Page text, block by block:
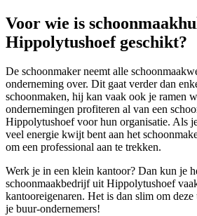
Voor wie is
Hippolytushoef geschikt?
De schoonmaker neemt alle
onderneming over. Dit gaat verder dan
schoonmaken, hij kan vaak ook je ramen
ondernemingen profiteren al van een
Hippolytushoef voor hun organisatie. Als
veel energie kwijt bent aan het
om een professional aan te trekken.
Werk je in een klein kantoor? Dan kun je
schoonmaakbedrijf uit Hippolytushoef
kantooreigenaren. Het is dan slim om
je buur-ondernemers!